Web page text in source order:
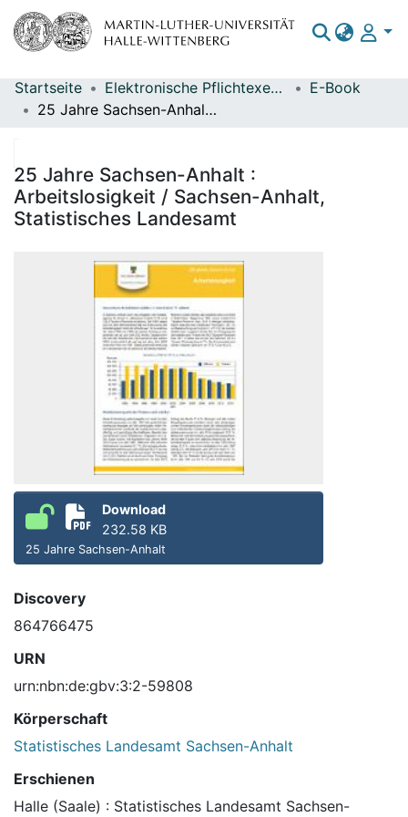
Bereiche & Sammlungen
Statistiken
Startseite Elektronische Pflichtexemplare
E-Book
25 Jahre Sachsen-Anhalt : Arbeitslosigkeit / Sachsen-Anhalt, Statistisches Landesamt
25 Jahre Sachsen-Anhalt :
Arbeitslosigkeit / Sachsen-Anhalt,
Statistisches Landesamt
Download
232.58 KB
25 Jahre Sachsen-Anhalt
Discovery
864766475
URN
urn:nbn:de:gbv:3:2-59808
Körperschaft
Statistisches Landesamt Sachsen-Anhalt
Erschienen
Halle (Saale) : Statistisches Landesamt Sachsen-